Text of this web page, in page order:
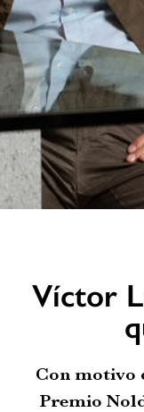
Víctor
Con motivo
Premio